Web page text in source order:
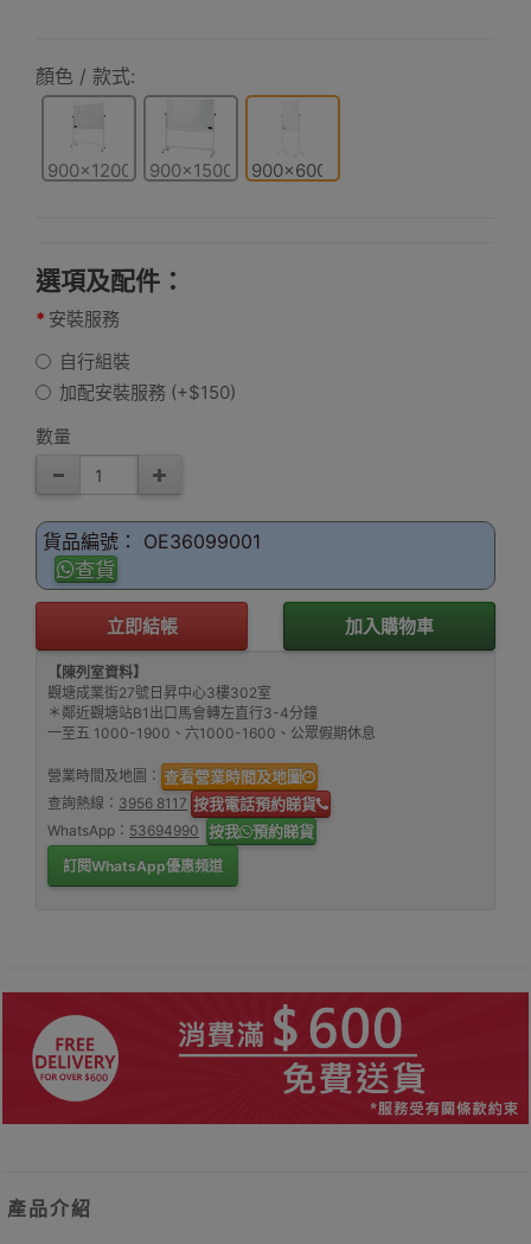
顏色 / 款式:
900x1200mm900x1500mm900x600mm
選項及配件：
安裝服務
自行組裝
加配安裝服務 (+$150)
數量
貨品編號： OE36099001
查貨
立即結帳 加入購物車
【陳列室資料】
觀塘成業街27號日昇中心3樓302室
＊鄰近觀塘站B1出口馬會轉左直行3-4分鐘
一至五 1000-1900、六1000-1600、公眾假期休息
營業時間及地圖： 查看營業時間及地圖
查詢熱線： 3956 8117 按我電話預約睇貨
WhatsApp： 53694990 按我 預約睇貨
訂閱WhatsApp優惠頻道
產品介紹